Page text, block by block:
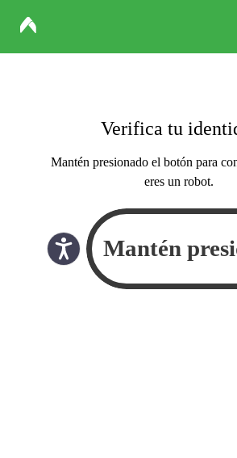
Verifica tu
Mantén presionado el botón para
eres un robot.